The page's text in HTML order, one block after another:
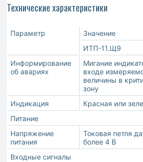
Технические характеристики
Параметр
Значение
ИТП-11.Щ9
Информирование
об авариях
Мигание
входе
величины в
зону
Индикация
Красная или
Питание
Напряжение
питания
Токовая петля
более 4 В
Входные сигналы